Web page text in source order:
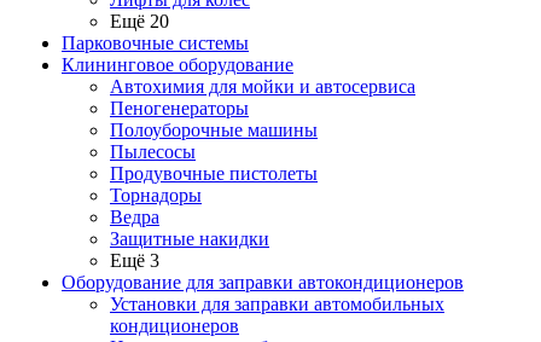
Ещё 20
Парковочные системы
Клининговое оборудование
Автохимия для мойки и автосервиса
Пеногенераторы
Полоуборочные машины
Пылесосы
Продувочные пистолеты
Торнадоры
Ведра
Защитные накидки
Ещё 3
Оборудование для заправки автокондиционеров
Установки для заправки автомобильных
кондиционеров